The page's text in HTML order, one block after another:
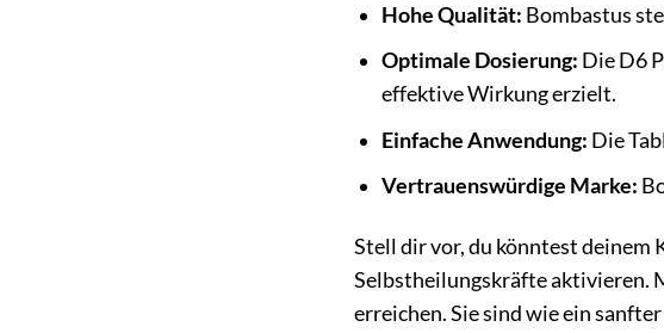
Hohe Qualität: Bombastus
Optimale Dosierung: Die D6
effektive Wirkung erzielt.
Einfache Anwendung: Die
Vertrauenswürdige Marke:
Stell dir vor, du könntest deinem
Selbstheilungskräfte aktivieren.
erreichen. Sie sind wie ein